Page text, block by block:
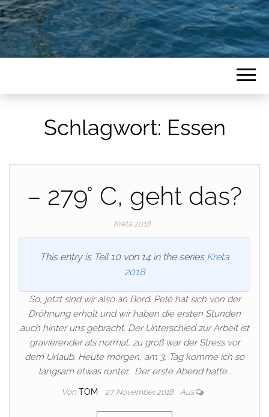
Schlagwort: Essen
– 279° C, geht das?
Kreta 2018
This entry is Teil 10 von 14 in the series Kreta
2018
So, jetzt sind wir also an Bord. Pelé hat sich von der
Dröhnung erholt und wir haben die ersten Stunden
auch hinter uns gebracht. Der Unterschied zur Arbeit ist
gravierender als normal, zu groß war der Stress vor
dem Urlaub. Heute morgen, am 3. Tag komme ich so
langsam etwas runter. Der erste Abend hatte…
Von TOM 27. November 2018 Aus